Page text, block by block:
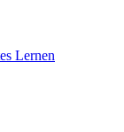
Lernen